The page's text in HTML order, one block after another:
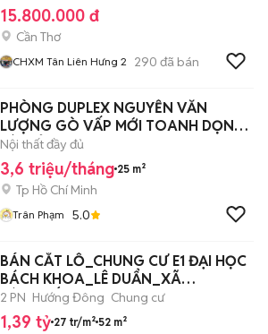
15.800.000 đ
Cần Thơ
CHXM Tân Liên Hưng 2 290 đã bán
PHÒNG DUPLEX NGUYỄN VĂN
LƯỢNG GÒ VẤP MỚI TOANH DỌN
VÀO Ở NGAY
Nội thất đầy đủ
3,6 triệu/tháng 25 m²
Tp Hồ Chí Minh
Trân Phạm 5.0
BÁN CẮT LỖ_CHUNG CƯ E1 ĐẠI HỌC
BÁCH KHOA_LÊ DUẨN_XÃ
ĐÀN_ĐỐNG ĐA
2 PN Hướng Đông Chung cư
1,39 tỷ 27 tr/m² 52 m²